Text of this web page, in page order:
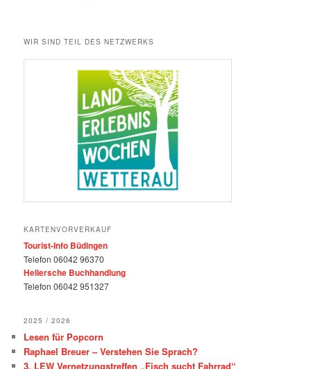
WIR SIND TEIL DES NETZWERKS
KARTENVORVERKAUF
Tourist-Info Büdingen
Telefon 06042 96370
Hellersche Buchhandlung
Telefon 06042 951327
2025 / 2026
Lesen für Popcorn
Raphael Breuer – Verstehen Sie Sprach?
3. LEW Vernetzungstreffen „Fisch sucht Fahrrad“